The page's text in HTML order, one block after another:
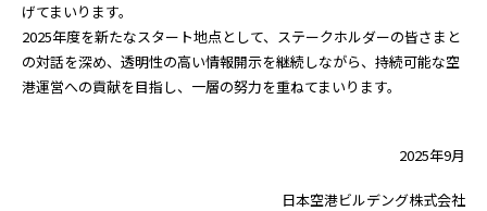
げてまいります。
2025年度を新たなスタート地点として、ステークホルダーの皆さまと
の対話を深め、透明性の高い情報開示を継続しながら、持続可能な空
港運営への貢献を目指し、一層の努力を重ねてまいります。
2025年9月
日本空港ビルデング株式会社